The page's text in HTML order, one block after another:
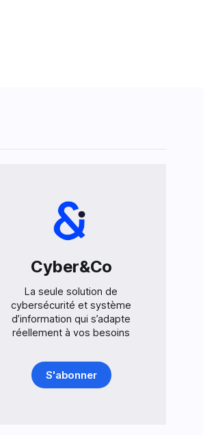
Cyber&Co
La seule solution de
cybersécurité et système
d’information qui s’adapte
réellement à vos besoins
S'abonner